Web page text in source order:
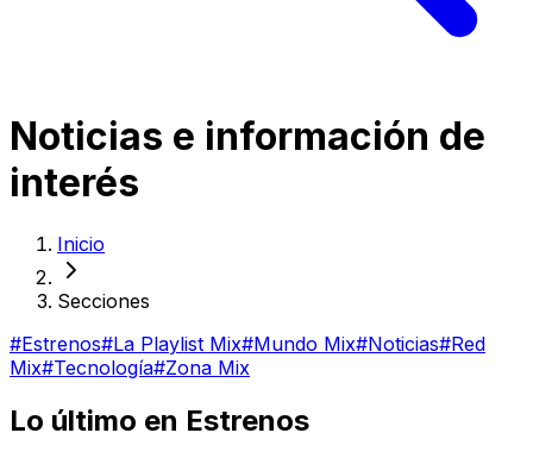
Noticias e información de
interés
Inicio
Secciones
#Estrenos#La Playlist Mix#Mundo Mix#Noticias#Red
Mix#Tecnología#Zona Mix
Lo último en Estrenos